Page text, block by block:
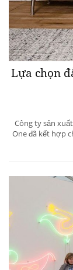
Lựa chọn
Công ty sản
One đã kết hợp